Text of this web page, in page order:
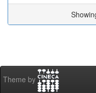
Theme by